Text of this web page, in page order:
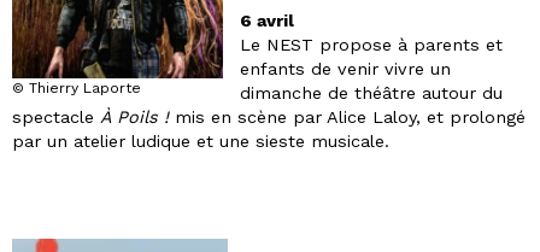
© Thierry Laporte
6 avril
Le NEST propose à parents et
enfants de venir vivre un
dimanche de théâtre autour du
spectacle À Poils ! mis en scène par Alice Laloy, et prolongé
par un atelier ludique et une sieste musicale.